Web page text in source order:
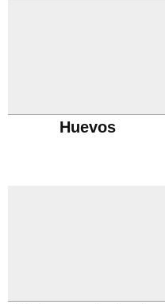
Huevos